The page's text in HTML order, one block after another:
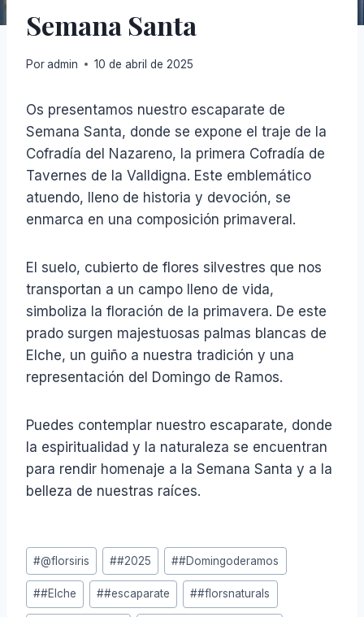
Semana Santa
Poradmin 10 de abril de 2025
Os presentamos nuestro escaparate de
Semana Santa, donde se expone el traje de la
Cofradía del Nazareno, la primera Cofradía de
Tavernes de la Valldigna. Este emblemático
atuendo, lleno de historia y devoción, se
enmarca en una composición primaveral.
El suelo, cubierto de flores silvestres que nos
transportan a un campo lleno de vida,
simboliza la floración de la primavera. De este
prado surgen majestuosas palmas blancas de
Elche, un guiño a nuestra tradición y una
representación del Domingo de Ramos.
Puedes contemplar nuestro escaparate, donde
la espiritualidad y la naturaleza se encuentran
para rendir homenaje a la Semana Santa y a la
belleza de nuestras raíces.
Etiquetas
de
la
#@florsiris ##2025 ##Domingoderamos
##Elche ##escaparate ##florsnaturals